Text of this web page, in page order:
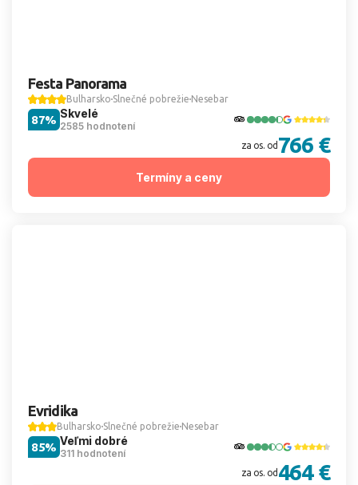
Festa Panorama
Bulharsko Slnečné pobrežie Nesebar
Skvelé
2585 hodnotení
87%
za os. od 766 €
Termíny a ceny
Evridika
Bulharsko Slnečné pobrežie Nesebar
Veľmi dobré
311 hodnotení
85%
za os. od 464 €